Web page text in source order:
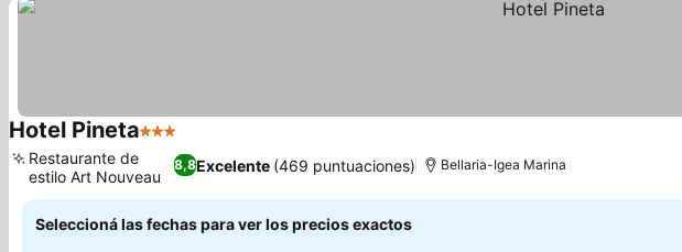
Hotel Pineta3 Estrellas
8,8Excelente (469 puntuaciones)
Restaurante de
estilo Art Nouveau
Bellaria-Igea Marina
Seleccioná las fechas para ver los precios exactos